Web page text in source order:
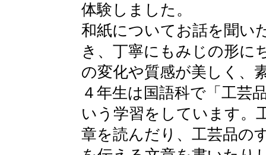
体験しました。
和紙についてお話を聞い
き、丁寧にもみじの形に
の変化や質感が美しく、
４年生は国語科で「工芸
いう学習をしています。
章を読んだり、工芸品の